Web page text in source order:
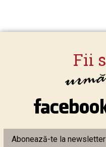
Abonează-te la newsletter